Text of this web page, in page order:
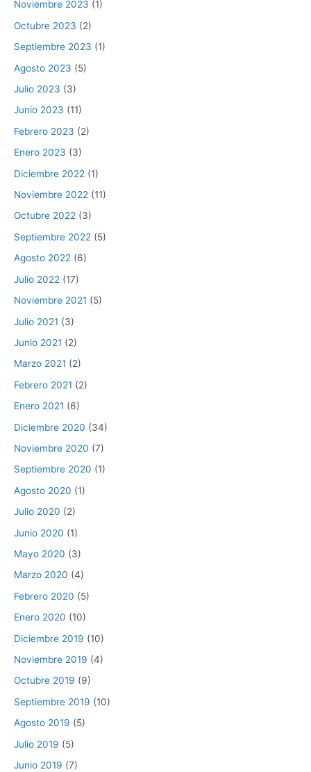
Noviembre 2023 (1)
Octubre 2023 (2)
Septiembre 2023 (1)
Agosto 2023 (5)
Julio 2023 (3)
Junio 2023 (11)
Febrero 2023 (2)
Enero 2023 (3)
Diciembre 2022 (1)
Noviembre 2022 (11)
Octubre 2022 (3)
Septiembre 2022 (5)
Agosto 2022 (6)
Julio 2022 (17)
Noviembre 2021 (5)
Julio 2021 (3)
Junio 2021 (2)
Marzo 2021 (2)
Febrero 2021 (2)
Enero 2021 (6)
Diciembre 2020 (34)
Noviembre 2020 (7)
Septiembre 2020 (1)
Agosto 2020 (1)
Julio 2020 (2)
Junio 2020 (1)
Mayo 2020 (3)
Marzo 2020 (4)
Febrero 2020 (5)
Enero 2020 (10)
Diciembre 2019 (10)
Noviembre 2019 (4)
Octubre 2019 (9)
Septiembre 2019 (10)
Agosto 2019 (5)
Julio 2019 (5)
Junio 2019 (7)